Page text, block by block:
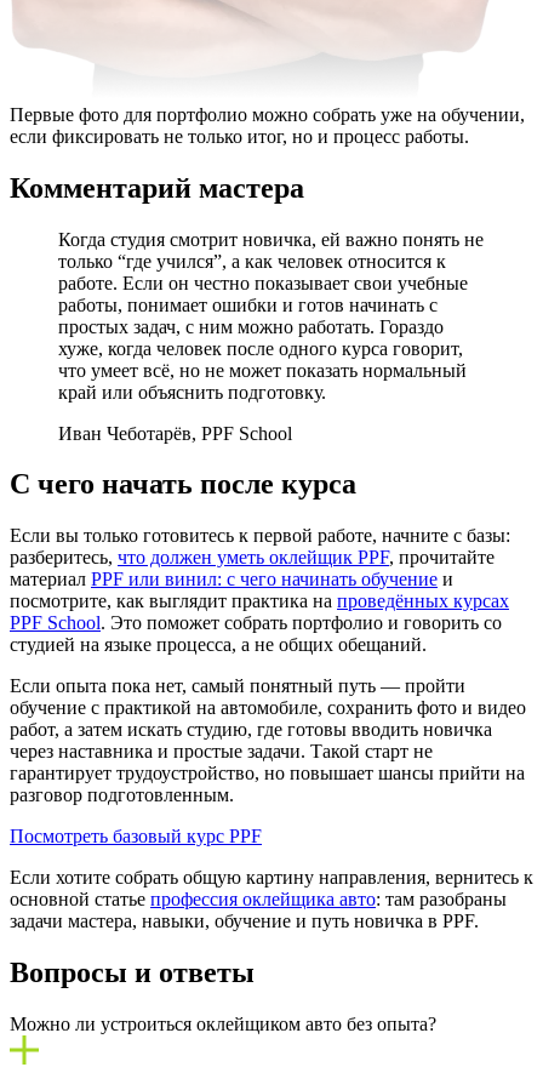
Первые фото для портфолио можно собрать уже на обучении,
если фиксировать не только итог, но и процесс работы.
Комментарий мастера
Когда студия смотрит новичка, ей важно понять не
только “где учился”, а как человек относится к
работе. Если он честно показывает свои учебные
работы, понимает ошибки и готов начинать с
простых задач, с ним можно работать. Гораздо
хуже, когда человек после одного курса говорит,
что умеет всё, но не может показать нормальный
край или объяснить подготовку.
Иван Чеботарёв, PPF School
С чего начать после курса
Если вы только готовитесь к первой работе, начните с базы:
разберитесь, что должен уметь оклейщик PPF, прочитайте
материал PPF или винил: с чего начинать обучение и
посмотрите, как выглядит практика на проведённых курсах
PPF School. Это поможет собрать портфолио и говорить со
студией на языке процесса, а не общих обещаний.
Если опыта пока нет, самый понятный путь — пройти
обучение с практикой на автомобиле, сохранить фото и видео
работ, а затем искать студию, где готовы вводить новичка
через наставника и простые задачи. Такой старт не
гарантирует трудоустройство, но повышает шансы прийти на
разговор подготовленным.
Посмотреть базовый курс PPF
Если хотите собрать общую картину направления, вернитесь к
основной статье профессия оклейщика авто: там разобраны
задачи мастера, навыки, обучение и путь новичка в PPF.
Вопросы и ответы
Можно ли устроиться оклейщиком авто без опыта?